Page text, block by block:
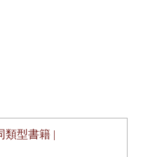
類型書籍 |